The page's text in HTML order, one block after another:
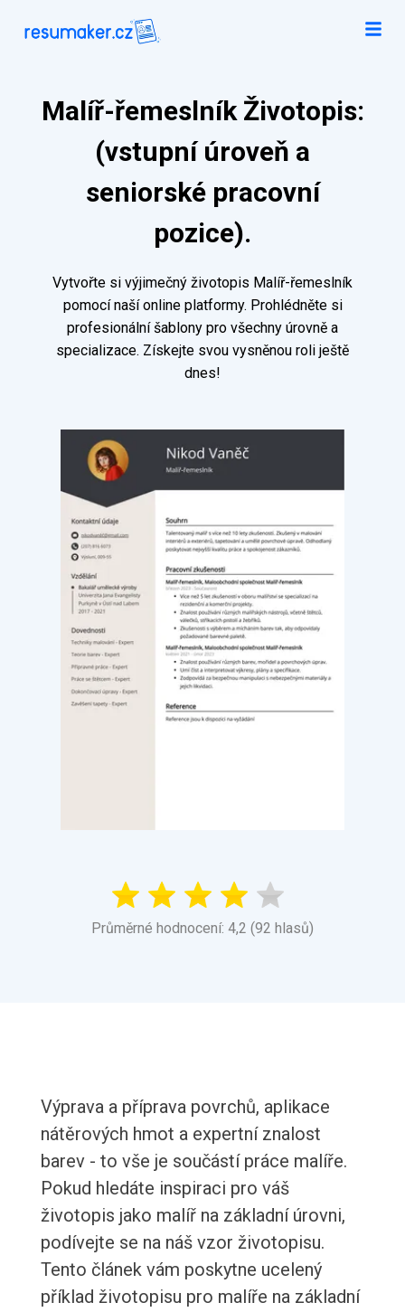
Malíř-řemeslník Životopis:
(vstupní úroveň a
seniorské pracovní
pozice).
Vytvořte si výjimečný životopis Malíř-řemeslník
pomocí naší online platformy. Prohlédněte si
profesionální šablony pro všechny úrovně a
specializace. Získejte svou vysněnou roli ještě
dnes!
Průměrné hodnocení: 4,2 (92 hlasů)
Výprava a příprava povrchů, aplikace
nátěrových hmot a expertní znalost
barev - to vše je součástí práce malíře.
Pokud hledáte inspiraci pro váš
životopis jako malíř na základní úrovni,
podívejte se na náš vzor životopisu.
Tento článek vám poskytne ucelený
příklad životopisu pro malíře na základní